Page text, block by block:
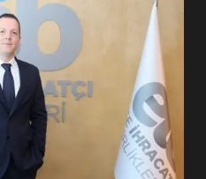
SATRANÇ
KAYITLARI NEYİ
BELEDİYESPOR’DA
NASIL